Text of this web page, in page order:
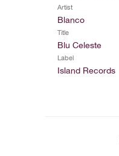
Artist
Blanco
Title
Blu Celeste
Label
Island Records